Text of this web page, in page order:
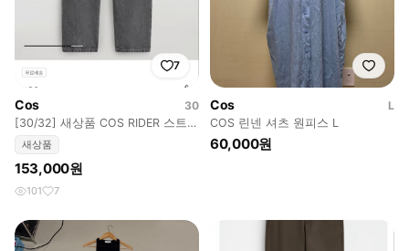
7
Cos
30
[30/32] 새상품 COS RIDER 스트레
이트 레그 진 워시드 블랙
새상품
153,000원
101 7
Cos
L
COS 린넨 셔츠 원피스 L
60,000원